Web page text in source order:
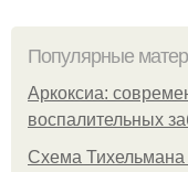
Популярные
Аркоксиа:
воспалительных
Схема Тихельмана